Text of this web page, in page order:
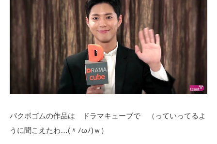
パクボゴムの作品は ドラマキューブで （っていってるよ
うに聞こえたわ…(〃ﾉωﾉ)ｗ）